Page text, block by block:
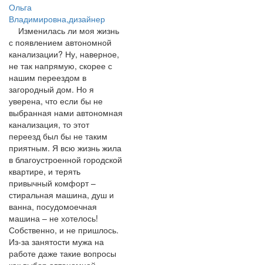
Ольга
Владимировна,дизайнер
Изменилась ли моя жизнь
с появлением автономной
канализации? Ну, наверное,
не так напрямую, скорее с
нашим переездом в
загородный дом. Но я
уверена, что если бы не
выбранная нами автономная
канализация, то этот
переезд был бы не таким
приятным. Я всю жизнь жила
в благоустроенной городской
квартире, и терять
привычный комфорт –
стиральная машина, душ и
ванна, посудомоечная
машина – не хотелось!
Собственно, и не пришлось.
Из-за занятости мужа на
работе даже такие вопросы